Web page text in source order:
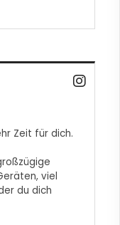
Zeit für dich.
viel
du dich